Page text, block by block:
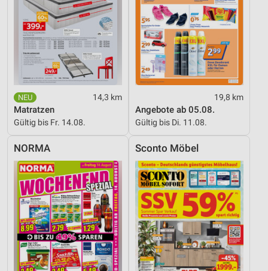
14,3 km
Matratzen
Gültig bis Fr. 14.08.
19,8 km
Angebote ab 05.08.
Gültig bis Di. 11.08.
NORMA Sconto Möbel